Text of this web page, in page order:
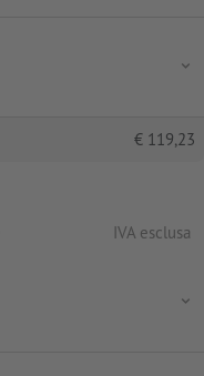
€ 119,23
IVA esclusa